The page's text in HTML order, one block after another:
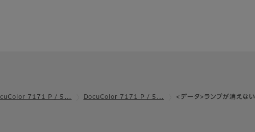
7171 P / 5… DocuColor 7171 P / 5… <データ>ランプが消えない